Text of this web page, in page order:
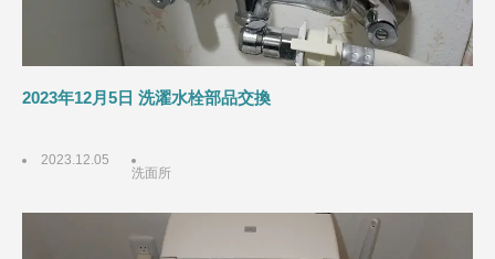
2023年12月5日 洗濯水栓部品交換
2023.12.05
洗面所